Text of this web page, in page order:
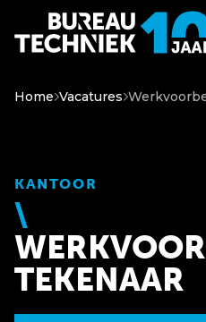
Home Vacatures
KANTOOR
TEKENAAR